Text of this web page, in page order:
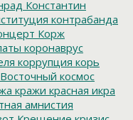
Константин
контрабанда
Корж
коронаврус
коррупция корь
космос
кражи красная икра
амнистия